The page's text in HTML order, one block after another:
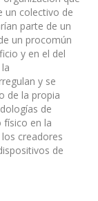
un colectivo de
parte de un
un procomún
y en el del
y se
de la propia
de
físico en la
creadores
de